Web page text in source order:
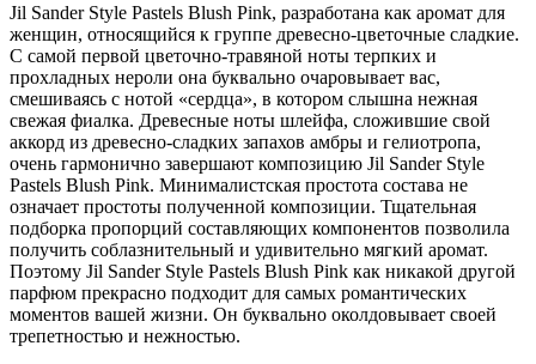
Jil Sander Style Pastels Blush Pink, разработана как аромат для
женщин, относящийся к группе древесно-цветочные сладкие.
С самой первой цветочно-травяной ноты терпких и
прохладных нероли она буквально очаровывает вас,
смешиваясь с нотой «сердца», в котором слышна нежная
свежая фиалка. Древесные ноты шлейфа, сложившие свой
аккорд из древесно-сладких запахов амбры и гелиотропа,
очень гармонично завершают композицию Jil Sander Style
Pastels Blush Pink. Минималистская простота состава не
означает простоты полученной композиции. Тщательная
подборка пропорций составляющих компонентов позволила
получить соблазнительный и удивительно мягкий аромат.
Поэтому Jil Sander Style Pastels Blush Pink как никакой другой
парфюм прекрасно подходит для самых романтических
моментов вашей жизни. Он буквально околдовывает своей
трепетностью и нежностью.